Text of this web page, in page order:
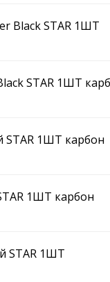
Black STAR 1ШТ
STAR 1ШТ
STAR 1ШТ карбон
1ШТ карбон
STAR 1ШТ